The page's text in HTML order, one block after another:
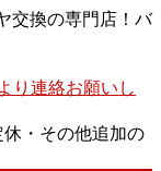
換の専門店！バ
り連絡お願いし
休・その他追加の